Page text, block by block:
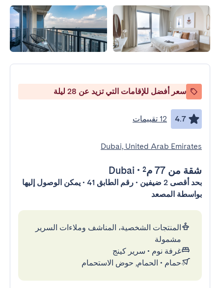
سعر أفضل للإقامات التي تزيد عن 28 ليلة
4.7 12 تقييمات
Dubai, United Arab Emirates
شقة من 77 م² •
Dubai
بحد أقصى 2 ضيفين • رقم الطابق 41 • يمكن الوصول إليها
بواسطة المصعد
المنتجات الشخصية، المناشف وملاءات السرير
مشمولة
غرفة نوم • سرير كينج
حمام • الحمام, حوض الاستحمام